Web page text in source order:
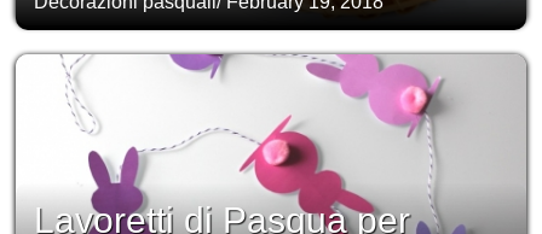
Lavoretti di Pasqua per